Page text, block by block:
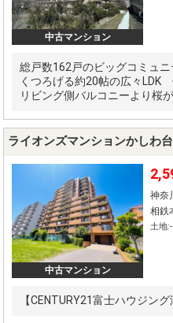
中古マンション
総戸数162戸のビッグコミュ
くつろげる約20帖の広々
リビング側バルコニーより桜
ライオンズマンションかしわ台
中古マンション
神奈
相鉄
土地
【CENTURY21富士ハウジン